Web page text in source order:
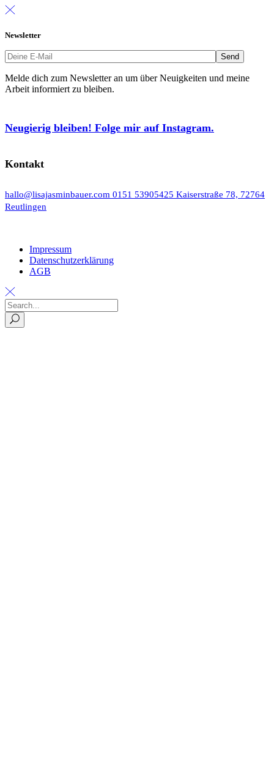
Newsletter
Melde dich zum Newsletter an um über Neuigkeiten und meine
Arbeit informiert zu bleiben.
Neugierig bleiben! Folge mir auf Instagram.
Kontakt
hallo@lisajasminbauer.com 0151 53905425 Kaiserstraße 78, 72764
Reutlingen
Impressum
Datenschutzerklärung
AGB